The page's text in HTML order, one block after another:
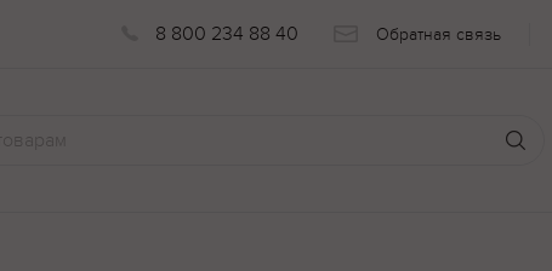
8 800 234 88 40 Обратная связь